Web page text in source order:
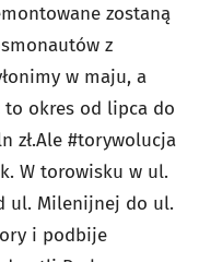
zostaną
z
w maju, a
okres od lipca do
zł.Ale #torywolucja
W torowisku w ul.
ul. Milenijnej do ul.
i podbije